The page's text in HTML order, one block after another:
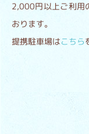
2,000円以上ご利用
おります。
提携駐車場はこちら